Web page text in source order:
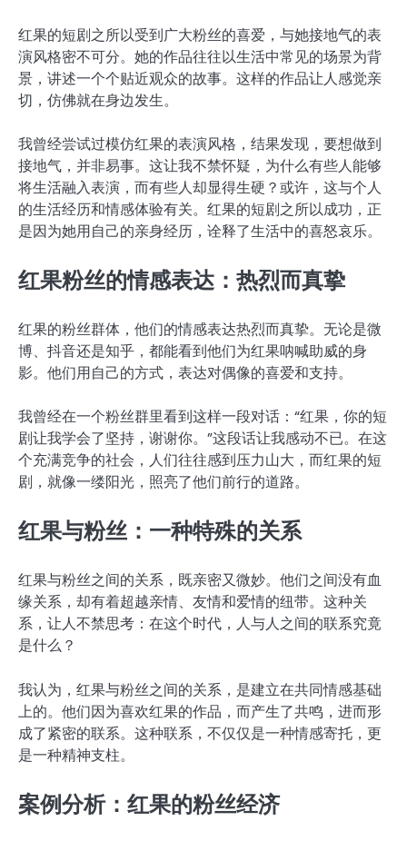
红果的短剧之所以受到广大粉丝的喜爱，与她接地气的表
演风格密不可分。她的作品往往以生活中常见的场景为背
景，讲述一个个贴近观众的故事。这样的作品让人感觉亲
切，仿佛就在身边发生。
我曾经尝试过模仿红果的表演风格，结果发现，要想做到
接地气，并非易事。这让我不禁怀疑，为什么有些人能够
将生活融入表演，而有些人却显得生硬？或许，这与个人
的生活经历和情感体验有关。红果的短剧之所以成功，正
是因为她用自己的亲身经历，诠释了生活中的喜怒哀乐。
红果粉丝的情感表达：热烈而真挚
红果的粉丝群体，他们的情感表达热烈而真挚。无论是微
博、抖音还是知乎，都能看到他们为红果呐喊助威的身
影。他们用自己的方式，表达对偶像的喜爱和支持。
我曾经在一个粉丝群里看到这样一段对话：“红果，你的短
剧让我学会了坚持，谢谢你。”这段话让我感动不已。在这
个充满竞争的社会，人们往往感到压力山大，而红果的短
剧，就像一缕阳光，照亮了他们前行的道路。
红果与粉丝：一种特殊的关系
红果与粉丝之间的关系，既亲密又微妙。他们之间没有血
缘关系，却有着超越亲情、友情和爱情的纽带。这种关
系，让人不禁思考：在这个时代，人与人之间的联系究竟
是什么？
我认为，红果与粉丝之间的关系，是建立在共同情感基础
上的。他们因为喜欢红果的作品，而产生了共鸣，进而形
成了紧密的联系。这种联系，不仅仅是一种情感寄托，更
是一种精神支柱。
案例分析：红果的粉丝经济